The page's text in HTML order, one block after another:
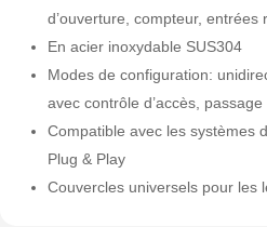
d’ouverture, compteur, entrées
En acier inoxydable SUS304
Modes de configuration:
avec contrôle d’accès,
Compatible avec les systèmes
Plug & Play
Couvercles universels pour les